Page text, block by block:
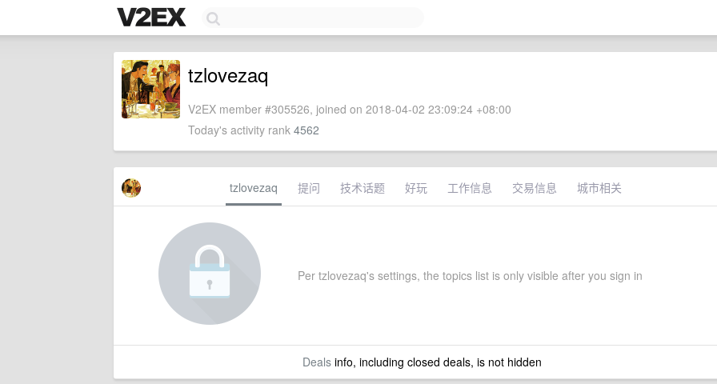
tzlovezaq
V2EX member #305526, joined on 2018-04-02 23:09:24 +08:00
Today's activity rank 4562
tzlovezaq 提问 技术话题 好玩 工作信息 交易信息 城市相关
Per tzlovezaq's settings, the topics list is only visible after you sign in
Dealsinfo, including closed deals, is not hidden